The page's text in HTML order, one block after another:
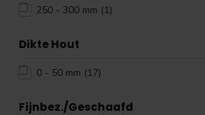
250 - 300 mm (1)
Dikte Hout
0 - 50 mm (17)
Fijnbez./Geschaafd